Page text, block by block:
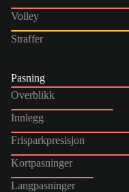
Volley
Straffer
Pasning
Overblikk
Innlegg
Frisparkpresisjon
Kortpasninger
Langpasninger